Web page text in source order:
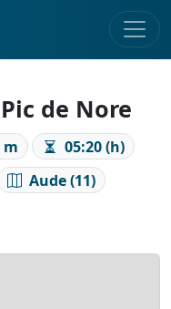
de Nore
m
05:20 (h)
Aude (11)